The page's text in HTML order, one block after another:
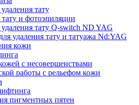
тату
и фотоэпиляции
тату Q-switch ND YAG
удаления тату и татуажа Nd:YAG
кожи
с несовершенствами
работы с рельефом кожи
пигментных пятен